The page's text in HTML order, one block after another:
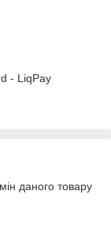
- LiqPay
даного товару